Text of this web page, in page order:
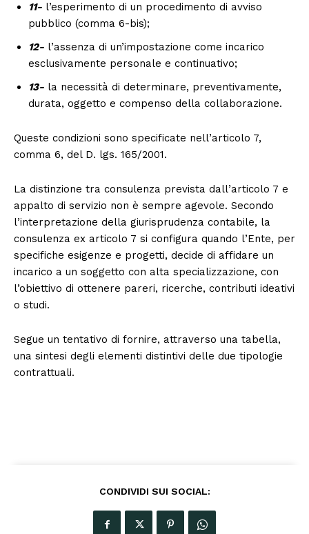
11- l’esperimento di un procedimento di avviso
pubblico (comma 6-bis);
12- l’assenza di un’impostazione come incarico
esclusivamente personale e continuativo;
13- la necessità di determinare, preventivamente,
durata, oggetto e compenso della collaborazione.
Queste condizioni sono specificate nell’articolo 7,
comma 6, del D. lgs. 165/2001.
La distinzione tra consulenza prevista dall’articolo 7 e
appalto di servizio non è sempre agevole. Secondo
l’interpretazione della giurisprudenza contabile, la
consulenza ex articolo 7 si configura quando l’Ente, per
specifiche esigenze e progetti, decide di affidare un
incarico a un soggetto con alta specializzazione, con
l’obiettivo di ottenere pareri, ricerche, contributi ideativi
o studi.
Segue un tentativo di fornire, attraverso una tabella,
una sintesi degli elementi distintivi delle due tipologie
contrattuali.
CONDIVIDI SUI SOCIAL: